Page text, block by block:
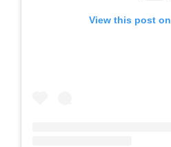
View this post